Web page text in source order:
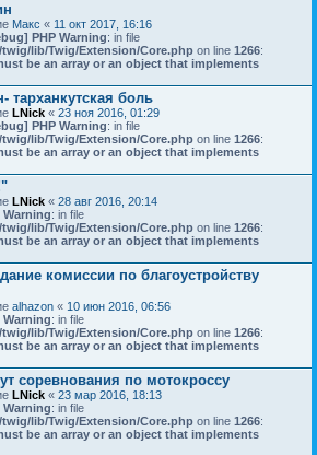
Макс « 11 окт 2017, 16:16
PHP Warning: in file
lib/Twig/Extension/Core.php on line 1266:
be an array or an object that implements
боль
LNick « 23 ноя 2016, 01:29
PHP Warning: in file
lib/Twig/Extension/Core.php on line 1266:
be an array or an object that implements
LNick « 28 авг 2016, 20:14
: in file
lib/Twig/Extension/Core.php on line 1266:
be an array or an object that implements
комиссии по благоустройству
alhazon « 10 июн 2016, 06:56
: in file
lib/Twig/Extension/Core.php on line 1266:
be an array or an object that implements
соревнования по мотокроссу
LNick « 23 мар 2016, 18:13
: in file
lib/Twig/Extension/Core.php on line 1266:
be an array or an object that implements